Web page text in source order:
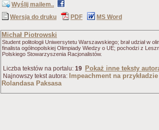
Wyślij mailem..
Wersja do druku
PDF MS Word
Michał Piotrowski
Student politologii Uniwersytetu Warszawskiego; brał udział w
finalista ogólnopolskiej Olimpiady Wiedzy o UE; pochodzi z
Polskiego Stowarzyszenia Racjonalistów.
Liczba tekstów na portalu: 19 Pokaż inne teksty
Najnowszy tekst autora: Impeachment na
Rolandasa Paksasa